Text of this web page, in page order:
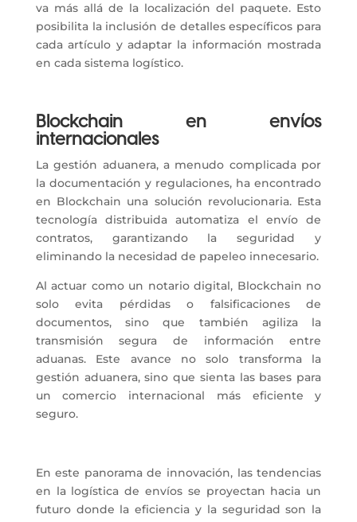
va más allá de la localización del paquete. Esto
posibilita la inclusión de detalles específicos para
cada artículo y adaptar la información mostrada
en cada sistema logístico.
Blockchain en envíos
internacionales
La gestión aduanera, a menudo complicada por
la documentación y regulaciones, ha encontrado
en Blockchain una solución revolucionaria. Esta
tecnología distribuida automatiza el envío de
contratos, garantizando la seguridad y
eliminando la necesidad de papeleo innecesario.
Al actuar como un notario digital, Blockchain no
solo evita pérdidas o falsificaciones de
documentos, sino que también agiliza la
transmisión segura de información entre
aduanas. Este avance no solo transforma la
gestión aduanera, sino que sienta las bases para
un comercio internacional más eficiente y
seguro.
En este panorama de innovación, las tendencias
en la logística de envíos se proyectan hacia un
futuro donde la eficiencia y la seguridad son la